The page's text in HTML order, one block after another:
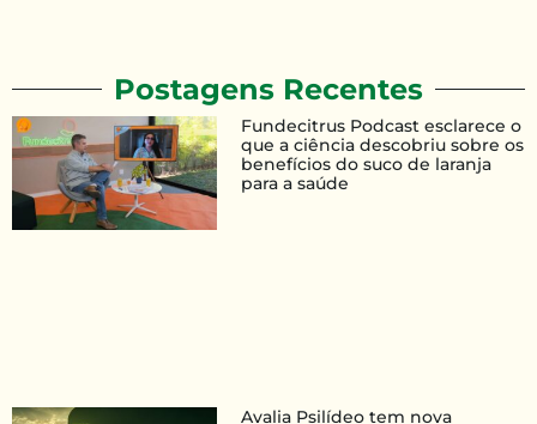
Fundecitrus Podcast esclarece o
que a ciência descobriu sobre os
benefícios do suco de laranja
para a saúde
Avalia Psilídeo tem nova
Postagens Recentes